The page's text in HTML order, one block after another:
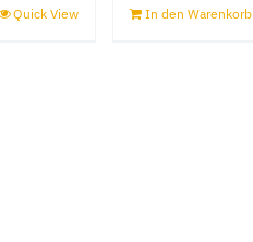
Quick View In den Warenkorb